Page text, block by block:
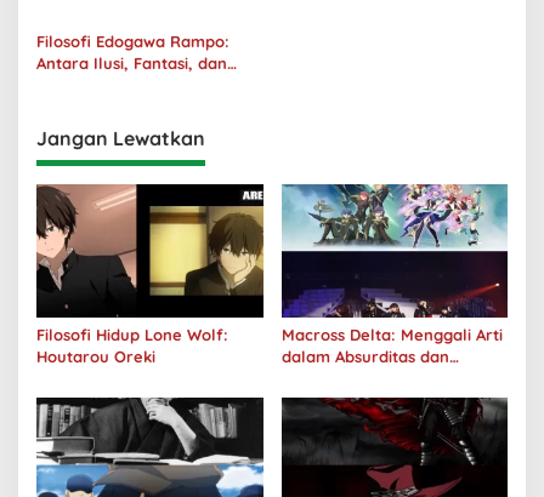
Filosofi Edogawa Rampo:
Antara Ilusi, Fantasi, dan
Jangan Lewatkan
Filosofi Hidup Lone Wolf:
Houtarou Oreki
Macross Delta: Menggali Arti
dalam Absurditas dan